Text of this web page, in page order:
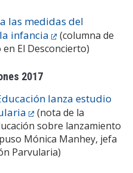
las medidas del
infancia
(columna de
El Desconcierto)
2017
lanza estudio
(nota de la
sobre lanzamiento
Mónica Manhey, jefa
Parvularia)